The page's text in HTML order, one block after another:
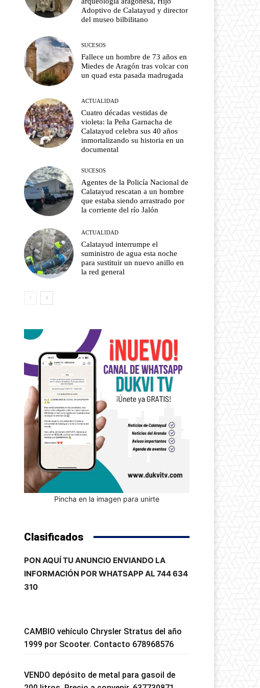
Adoptivo de Calatayud y director
del museo bilbilitano
SUCESOS
Fallece un hombre de 73 años en
Miedes de Aragón tras volcar con
un quad esta pasada madrugada
ACTUALIDAD
Cuatro décadas vestidas de
violeta: la Peña Garnacha de
Calatayud celebra sus 40 años
inmortalizando su historia en un
documental
SUCESOS
Agentes de la Policía Nacional de
Calatayud rescatan a un hombre
que estaba siendo arrastrado por
la corriente del río Jalón
ACTUALIDAD
Calatayud interrumpe el
suministro de agua esta noche
para sustituir un nuevo anillo en
la red general
Pincha en la imagen para unirte
Clasificados
PON AQUÍ TU ANUNCIO ENVIANDO LA
INFORMACIÓN POR WHATSAPP AL 744 634
310
CAMBIO vehículo Chrysler Stratus del año
1999 por Scooter. Contacto 678968576
VENDO depósito de metal para gasoil de